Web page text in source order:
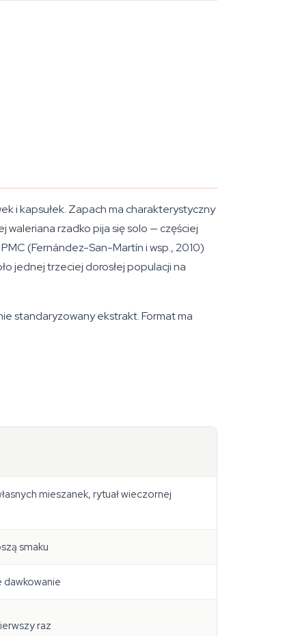
i kapsułek. Zapach ma charakterystyczny
rzadko pija się solo — częściej
(Fernández-San-Martín i wsp., 2010)
jednej trzeciej dorosłej populacji na
standaryzowany ekstrakt. Format ma
mieszanek, rytuał wieczornej
smaku
dawkowanie
raz